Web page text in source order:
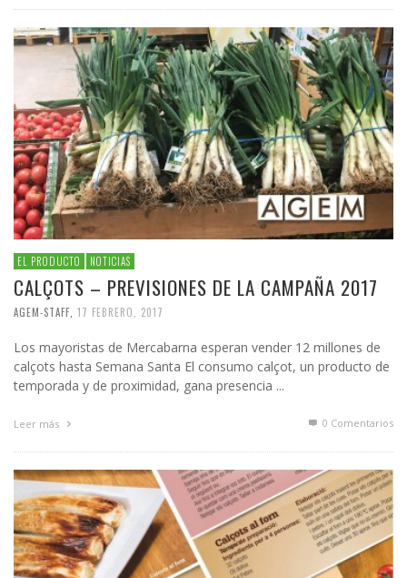
EL PRODUCTO NOTICIAS
CALÇOTS – PREVISIONES DE LA CAMPAÑA 2017
AGEM-STAFF 17 FEBRERO, 2017
Los mayoristas de Mercabarna esperan vender 12 millones de
calçots hasta Semana Santa El consumo calçot, un producto de
temporada y de proximidad, gana presencia ...
Leer más 0 Comentarios